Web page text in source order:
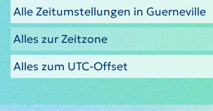
Alle Zeitumstellungen in Guerneville
Alles zur Zeitzone
Alles zum UTC-Offset